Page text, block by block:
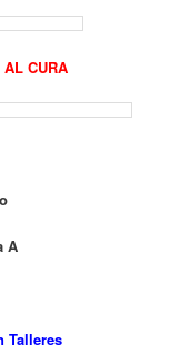
AL CURA
A
Talleres